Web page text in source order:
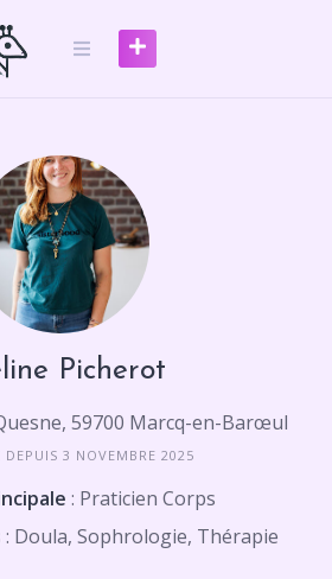
Picherot
59700 Marcq-en-Barœul
DEPUIS 3 NOVEMBRE 2025
: Praticien Corps
: Doula, Sophrologie, Thérapie